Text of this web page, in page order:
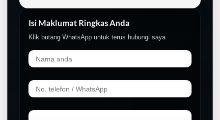
Isi Maklumat Ringkas Anda
Klik butang WhatsApp untuk terus hubungi saya.